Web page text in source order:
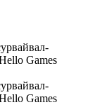
Games
Games